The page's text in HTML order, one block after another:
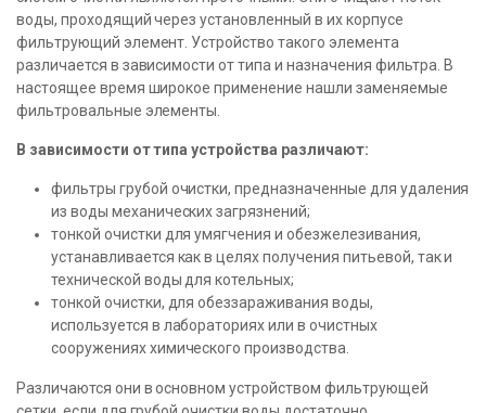
воды, проходящий через установленный в их корпусе
фильтрующий элемент. Устройство такого элемента
различается в зависимости от типа и назначения фильтра. В
настоящее время широкое применение нашли заменяемые
фильтровальные элементы.
В зависимости от типа устройства различают:
фильтры грубой очистки, предназначенные для удаления
из воды механических загрязнений;
тонкой очистки для умягчения и обезжелезивания,
устанавливается как в целях получения питьевой, так и
технической воды для котельных;
тонкой очистки, для обеззараживания воды,
используется в лабораториях или в очистных
сооружениях химического производства.
Различаются они в основном устройством фильтрующей